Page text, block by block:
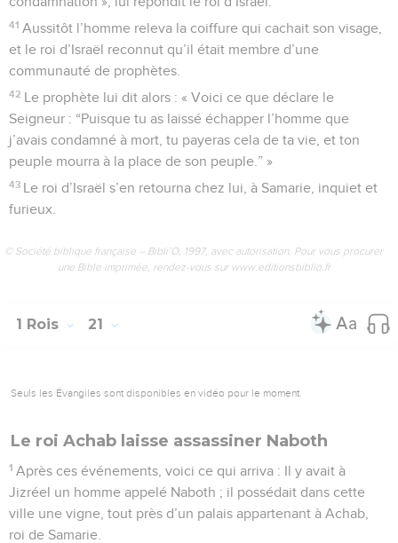
41 Aussitôt l’homme releva la coiffure qui cachait son visage,
et le roi d’Israël reconnut qu’il était membre d’une
communauté de prophètes.
42 Le prophète lui dit alors : « Voici ce que déclare le
Seigneur : “Puisque tu as laissé échapper l’homme que
j’avais condamné à mort, tu payeras cela de ta vie, et ton
peuple mourra à la place de son peuple.” »
43 Le roi d’Israël s’en retourna chez lui, à Samarie, inquiet et
furieux.
© Société biblique française – Bibli’O, 1997, avec autorisation. Pour vous procurer
une Bible imprimée, rendez-vous sur www.editionsbiblio.fr
1 Rois 21
Seuls les Évangiles sont disponibles en vidéo pour le moment.
Le roi Achab laisse assassiner Naboth
1 Après ces événements, voici ce qui arriva : Il y avait à
Jizréel un homme appelé Naboth ; il possédait dans cette
ville une vigne, tout près d’un palais appartenant à Achab,
roi de Samarie.